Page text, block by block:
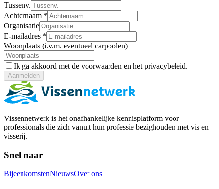
Tussenv.
Achternaam *
Organisatie
E-mailadres *
Woonplaats (i.v.m. eventueel carpoolen)
Ik ga akkoord met de voorwaarden en het privacybeleid.
Aanmelden
Vissennetwerk is het onafhankelijke kennisplatform voor
professionals die zich vanuit hun professie bezighouden met vis en
visserij.
Snel naar
BijeenkomstenNieuwsOver ons